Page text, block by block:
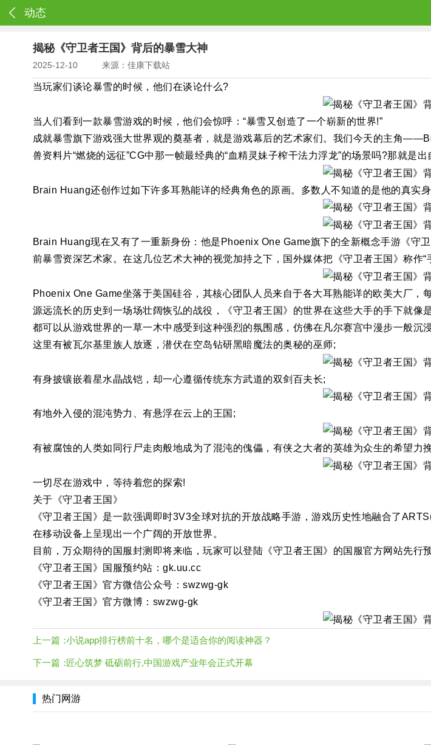
动态
揭秘《守卫者王国》背后的暴雪大神
2025-12-10 来源：佳康下载站
当玩家们谈论暴雪的时候，他们在谈论什么?
当人们看到一款暴雪游戏的时候，他们会惊呼：“暴雪又创造了一个崭新的世界!”
成就暴雪旗下游戏强大世界观的奠基者，就是游戏幕后的艺术家们。我们今天的主角
兽资料片“燃烧的远征”CG中那一帧最经典的“血精灵妹子榨干法力浮龙”的场景吗?那就是出
Brain Huang还创作过如下许多耳熟能详的经典角色的原画。多数人不知道的是他的真实身
Brain Huang现在又有了一重新身份：他是Phoenix One Game旗下的全新概念手游《
前暴雪资深艺术家。在这几位艺术大神的视觉加持之下，国外媒体把《守卫者王国》称作“
Phoenix One Game坐落于美国硅谷，其核心团队人员来自于各大耳熟能详的欧美大厂
源远流长的历史到一场场壮阔恢弘的战役，《守卫者王国》的世界在这些大手的手下就
都可以从游戏世界的一草一木中感受到这种强烈的氛围感，仿佛在凡尔赛宫中漫步一般沉
这里有被瓦尔基里族人放逐，潜伏在空岛钻研黑暗魔法的奥秘的巫师;
有身披镶嵌着星水晶战铠，却一心遵循传统东方武道的双剑百夫长;
有地外入侵的混沌势力、有悬浮在云上的王国;
有被腐蚀的人类如同行尸走肉般地成为了混沌的傀儡，有侠之大者的英雄为众生的希望力挽
一切尽在游戏中，等待着您的探索!
关于《守卫者王国》
《守卫者王国》是一款强调即时3V3全球对抗的开放战略手游，游戏历史性地融合了
在移动设备上呈现出一个广阔的开放世界。
目前，万众期待的国服封测即将来临，玩家可以登陆《守卫者王国》的国服官方网站先行
《守卫者王国》国服预约站：gk.uu.cc
《守卫者王国》官方微信公众号：swzwg-gk
《守卫者王国》官方微博：swzwg-gk
上一篇：小说app排行榜前十名，哪个是适合你的阅读神器？
下一篇：匠心筑梦 砥砺前行,中国游戏产业年会正式开幕
热门网游